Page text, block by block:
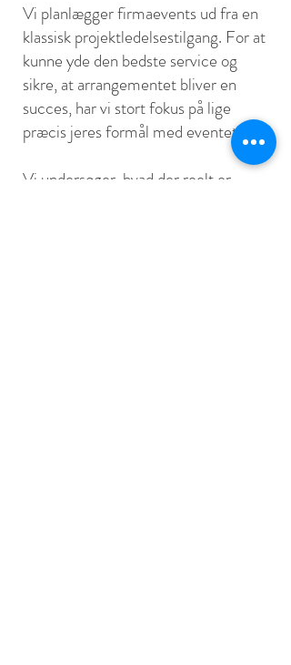
Vi planlægger firmaevents ud fra en
klassisk projektledelsestilgang. For at
kunne yde den bedste service og
sikre, at arrangementet bliver en
succes, har vi stort fokus på lige
præcis jeres formål med eventet.
Vi undersøger, hvad der reelt er